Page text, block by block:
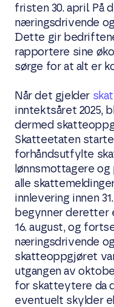
fristen 30. april. På
næringsdrivende
Dette gir
rapportere sine
sørge for at alt er
Når det gjelder
inntektsåret 2025,
dermed
Skatteetaten
forhåndsutfylte
lønnsmottagere og
alle
innlevering innen
begynner deretter
16. august, og
næringsdrivende
skatteoppgjøret
utgangen av
for skatteytere da
eventuelt skylder